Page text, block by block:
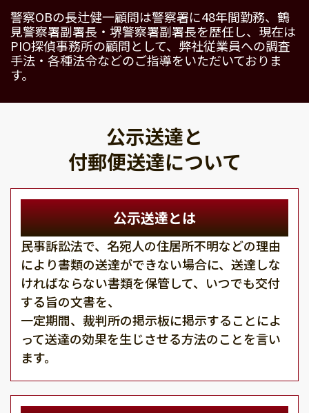
警察OBの長辻健一顧問は警察署に48年間勤務、鶴
見警察署副署長・堺警察署副署長を歴任し、現在は
PIO探偵事務所の顧問として、弊社従業員への調査
手法・各種法令などのご指導をいただいておりま
す。
公示送達と
付郵便送達について
公示送達とは
民事訴訟法で、名宛人の住居所不明などの理由
により書類の送達ができない場合に、送達しな
ければならない書類を保管して、いつでも交付
する旨の文書を、
一定期間、裁判所の掲示板に掲示することによ
って送達の効果を生じさせる方法のことを言い
ます。